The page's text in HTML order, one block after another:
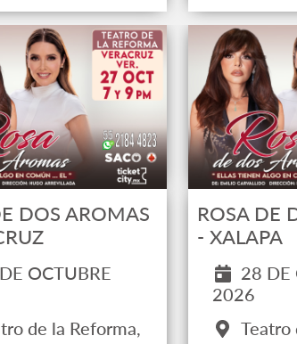
DOS AROMAS
OCTUBRE
de la Reforma,
ROSA DE
- XALAPA
28 DE
2026
Teatro